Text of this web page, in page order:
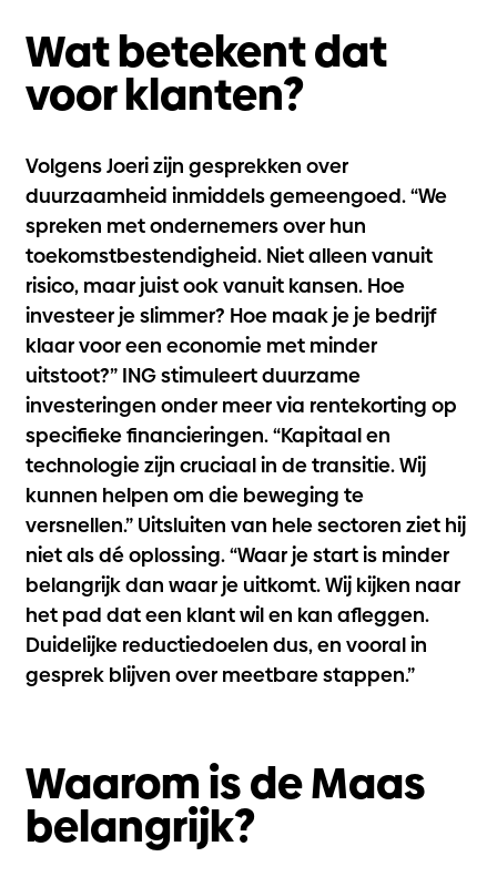
Wat betekent dat
voor klanten?
Volgens Joeri zijn gesprekken over
duurzaamheid inmiddels gemeengoed. “We
spreken met ondernemers over hun
toekomstbestendigheid. Niet alleen vanuit
risico, maar juist ook vanuit kansen. Hoe
investeer je slimmer? Hoe maak je je bedrijf
klaar voor een economie met minder
uitstoot?” ING stimuleert duurzame
investeringen onder meer via rentekorting op
specifieke financieringen. “Kapitaal en
technologie zijn cruciaal in de transitie. Wij
kunnen helpen om die beweging te
versnellen.” Uitsluiten van hele sectoren ziet hij
niet als dé oplossing. “Waar je start is minder
belangrijk dan waar je uitkomt. Wij kijken naar
het pad dat een klant wil en kan afleggen.
Duidelijke reductiedoelen dus, en vooral in
gesprek blijven over meetbare stappen.”
Waarom is de Maas
belangrijk?